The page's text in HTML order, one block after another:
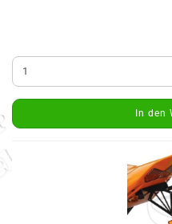
In den